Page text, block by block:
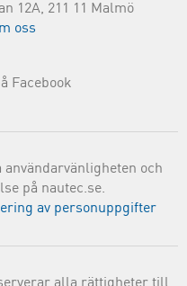
12A, 211 11 Malmö
oss
Facebook
och
på nautec.se.
av personuppgifter